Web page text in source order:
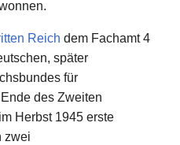
Reich dem Fachamt 4
später
für
des Zweiten
Herbst 1945 erste
zwei